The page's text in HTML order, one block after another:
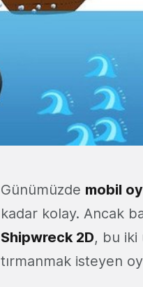
Günümüzde mobil
kadar kolay. Ancak
Shipwreck 2D, bu iki
tırmanmak isteyen